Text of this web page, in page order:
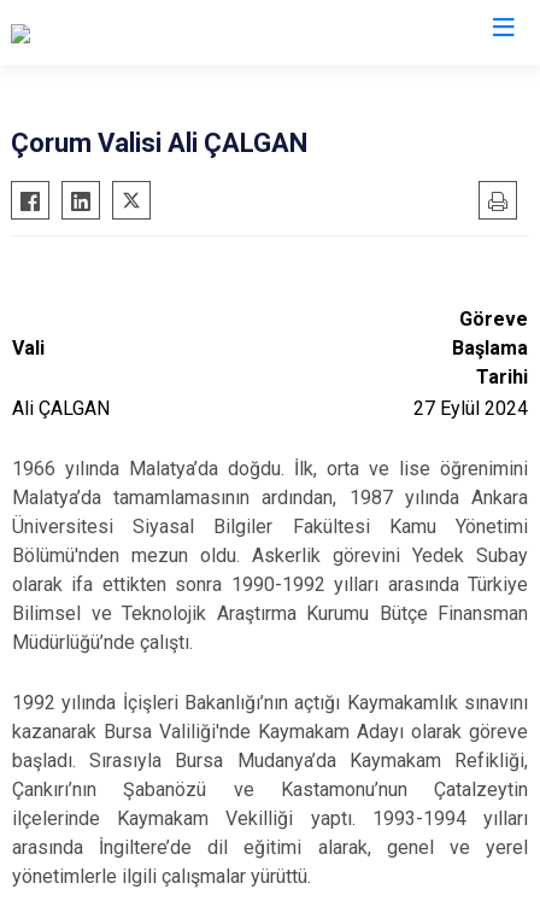
Çorum Valisi Ali ÇALGAN
Vali
Göreve
Başlama
Tarihi
Ali ÇALGAN
27 Eylül 2024
1966 yılında Malatya’da doğdu. İlk, orta ve lise öğrenimini
Malatya’da tamamlamasının ardından, 1987 yılında Ankara
Üniversitesi Siyasal Bilgiler Fakültesi Kamu Yönetimi
Bölümü'nden mezun oldu. Askerlik görevini Yedek Subay
olarak ifa ettikten sonra 1990-1992 yılları arasında Türkiye
Bilimsel ve Teknolojik Araştırma Kurumu Bütçe Finansman
Müdürlüğü’nde çalıştı.
1992 yılında İçişleri Bakanlığı’nın açtığı Kaymakamlık sınavını
kazanarak Bursa Valiliği'nde Kaymakam Adayı olarak göreve
başladı. Sırasıyla Bursa Mudanya’da Kaymakam Refikliği,
Çankırı’nın Şabanözü ve Kastamonu’nun Çatalzeytin
ilçelerinde Kaymakam Vekilliği yaptı. 1993-1994 yılları
arasında İngiltere’de dil eğitimi alarak, genel ve yerel
yönetimlerle ilgili çalışmalar yürüttü.